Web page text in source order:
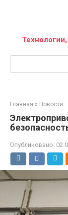
Главная » Новости
Опубликовано: